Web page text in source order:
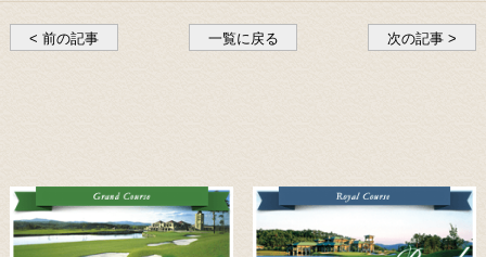
< 前の記事 一覧に戻る 次の記事 >